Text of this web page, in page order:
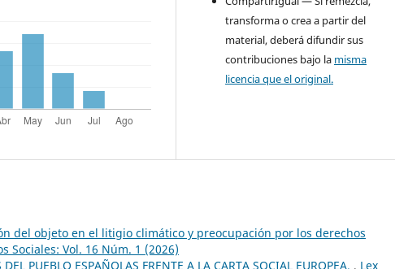
transforma o crea a partir del
material, deberá difundir sus
contribuciones bajo la misma
licencia que el original.
del objeto en el litigio climático y preocupación por los derechos
Sociales: Vol. 16 Núm. 1 (2026)
DEL PUEBLO ESPAÑOLAS FRENTE A LA CARTA SOCIAL EUROPEA. , Lex